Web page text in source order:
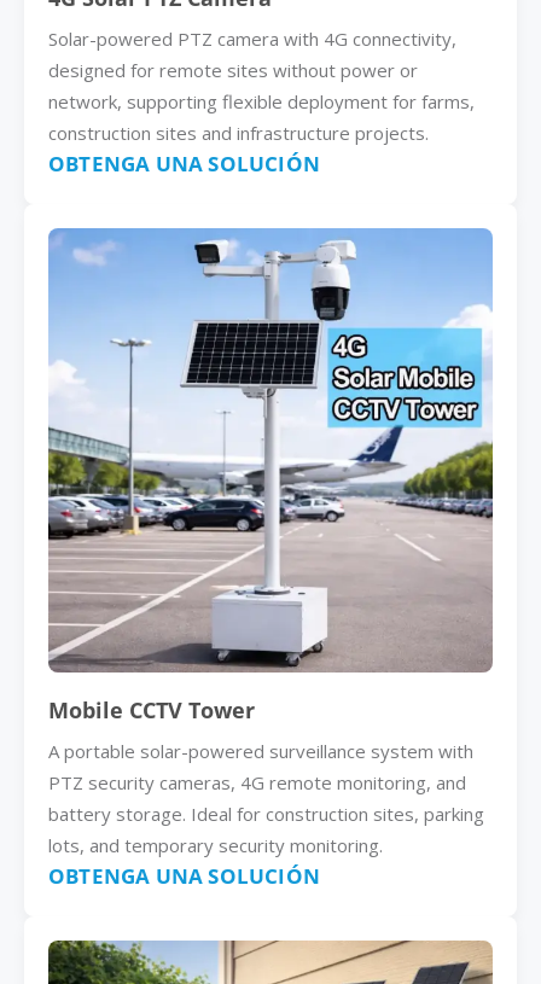
Solar-powered PTZ camera with 4G connectivity,
designed for remote sites without power or
network, supporting flexible deployment for farms,
construction sites and infrastructure projects.
OBTENGA UNA SOLUCIÓN
Mobile CCTV Tower
A portable solar-powered surveillance system with
PTZ security cameras, 4G remote monitoring, and
battery storage. Ideal for construction sites, parking
lots, and temporary security monitoring.
OBTENGA UNA SOLUCIÓN